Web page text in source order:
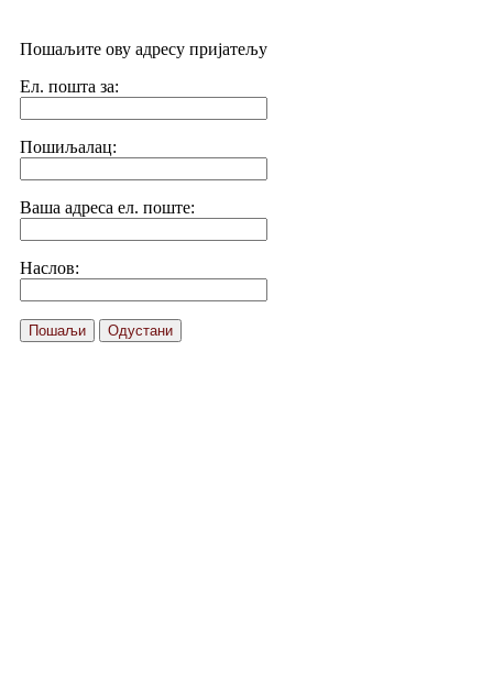
Пошаљите ову адресу пријатељу
Ел. пошта за:
Пошиљалац:
Ваша адреса ел. поште:
Наслов:
Пошаљи Одустани